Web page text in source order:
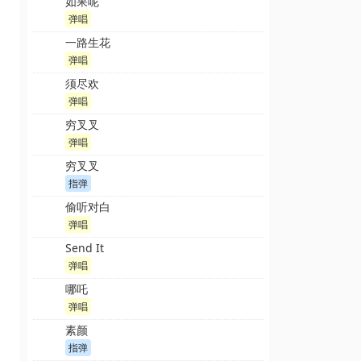
弹唱
一路生花
弹唱
须尽欢
弹唱
穷叉叉
弹唱
穷叉叉
指弹
偷听对白
弹唱
Send It
弹唱
哪吒
弹唱
素颜
指弹